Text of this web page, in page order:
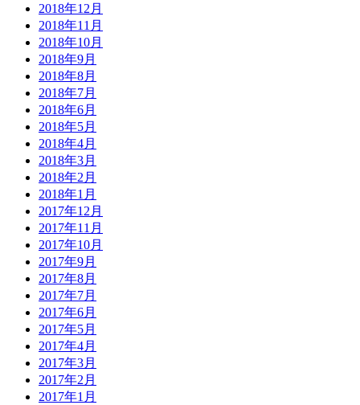
2018年12月
2018年11月
2018年10月
2018年9月
2018年8月
2018年7月
2018年6月
2018年5月
2018年4月
2018年3月
2018年2月
2018年1月
2017年12月
2017年11月
2017年10月
2017年9月
2017年8月
2017年7月
2017年6月
2017年5月
2017年4月
2017年3月
2017年2月
2017年1月